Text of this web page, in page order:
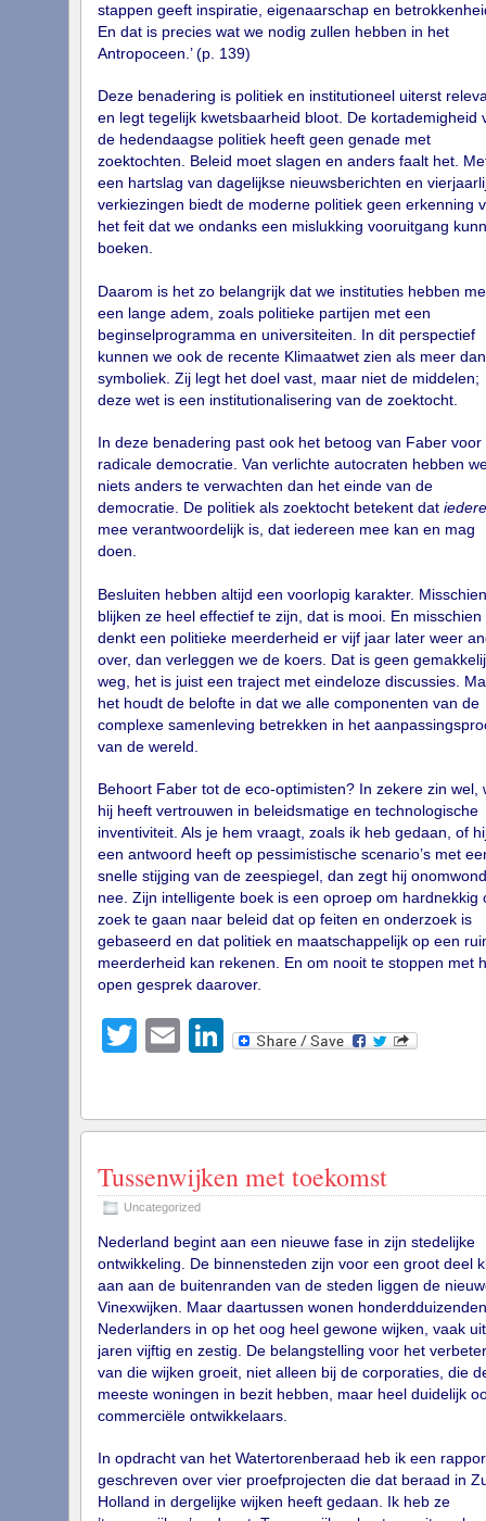
stappen geeft inspiratie, eigenaarschap en
En dat is precies wat we nodig zullen hebben in het
Antropoceen.’ (p. 139)
Deze benadering is politiek en institutioneel uiterst
en legt tegelijk kwetsbaarheid bloot. De kortademigheid
de hedendaagse politiek heeft geen genade met
zoektochten. Beleid moet slagen en anders faalt het.
een hartslag van dagelijkse nieuwsberichten en
verkiezingen biedt de moderne politiek geen erkenning
het feit dat we ondanks een mislukking vooruitgang
boeken.
Daarom is het zo belangrijk dat we instituties hebben
een lange adem, zoals politieke partijen met een
beginselprogramma en universiteiten. In dit perspectief
kunnen we ook de recente Klimaatwet zien als meer dan
symboliek. Zij legt het doel vast, maar niet de middelen;
deze wet is een institutionalisering van de zoektocht.
In deze benadering past ook het betoog van Faber voor
radicale democratie. Van verlichte autocraten hebben
niets anders te verwachten dan het einde van de
democratie. De politiek als zoektocht betekent dat
mee verantwoordelijk is, dat iedereen mee kan en mag
doen.
Besluiten hebben altijd een voorlopig karakter. Misschien
blijken ze heel effectief te zijn, dat is mooi. En misschien
denkt een politieke meerderheid er vijf jaar later weer
over, dan verleggen we de koers. Dat is geen
weg, het is juist een traject met eindeloze discussies.
het houdt de belofte in dat we alle componenten van de
complexe samenleving betrekken in het
van de wereld.
Behoort Faber tot de eco-optimisten? In zekere zin wel,
hij heeft vertrouwen in beleidsmatige en technologische
inventiviteit. Als je hem vraagt, zoals ik heb gedaan, of
een antwoord heeft op pessimistische scenario’s met
snelle stijging van de zeespiegel, dan zegt hij
nee. Zijn intelligente boek is een oproep om hardnekkig
zoek te gaan naar beleid dat op feiten en onderzoek is
gebaseerd en dat politiek en maatschappelijk op een
meerderheid kan rekenen. En om nooit te stoppen met
open gesprek daarover.
Twitter
EmailLinkedIn
Tussenwijken met toekomst
Uncategorized
Nederland begint aan een nieuwe fase in zijn stedelijke
ontwikkeling. De binnensteden zijn voor een groot deel
aan aan de buitenranden van de steden liggen de
Vinexwijken. Maar daartussen wonen honderdduizenden
Nederlanders in op het oog heel gewone wijken, vaak
jaren vijftig en zestig. De belangstelling voor het
van die wijken groeit, niet alleen bij de corporaties, die
meeste woningen in bezit hebben, maar heel duidelijk
commerciële ontwikkelaars.
In opdracht van het Watertorenberaad heb ik een
geschreven over vier proefprojecten die dat beraad in
Holland in dergelijke wijken heeft gedaan. Ik heb ze